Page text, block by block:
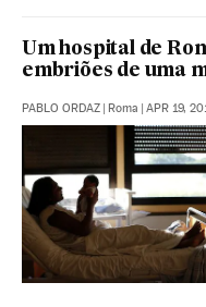
Um hospital de
embriões de uma
PABLO ORDAZ | Roma | APR 19,